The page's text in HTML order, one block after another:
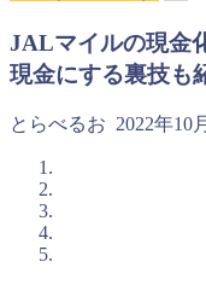
JALマイルの現金
現金にする裏技も
とらべるお 2022年10